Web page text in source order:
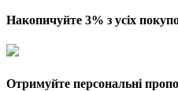
Накопичуйте 3% з усіх
Отримуйте персональні